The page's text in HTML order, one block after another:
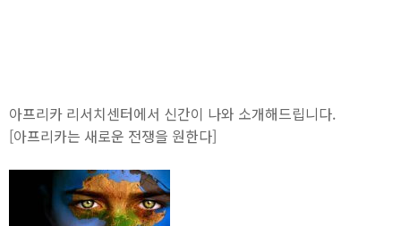
아프리카 리서치센터에서 신간이 나와 소개해드립니다.
[아프리카는 새로운 전쟁을 원한다]